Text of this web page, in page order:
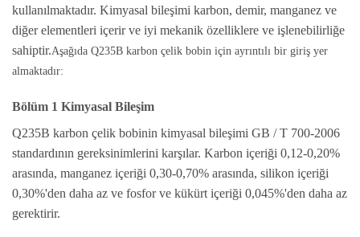
kullanılmaktadır. Kimyasal bileşimi karbon, demir, manganez ve
diğer elementleri içerir ve iyi mekanik özelliklere ve işlenebilirliğe
sahiptir.Aşağıda Q235B karbon çelik bobin için ayrıntılı bir giriş yer
almaktadır:
Bölüm 1 Kimyasal Bileşim
Q235B karbon çelik bobinin kimyasal bileşimi GB / T 700-2006
standardının gereksinimlerini karşılar. Karbon içeriği 0,12-0,20%
arasında, manganez içeriği 0,30-0,70% arasında, silikon içeriği
0,30%'den daha az ve fosfor ve kükürt içeriği 0,045%'den daha az
gerektirir.